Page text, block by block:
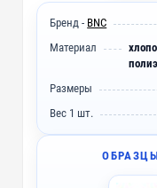
Бренд - BNC
Материал
Размеры
Вес 1 шт.